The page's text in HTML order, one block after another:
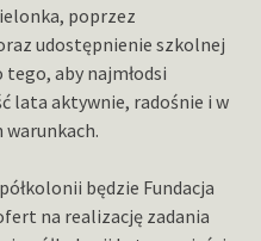
poprzez
udostępnienie szkolnej
aby najmłodsi
lata aktywnie, radośnie i w
będzie Fundacja
na realizację zadania